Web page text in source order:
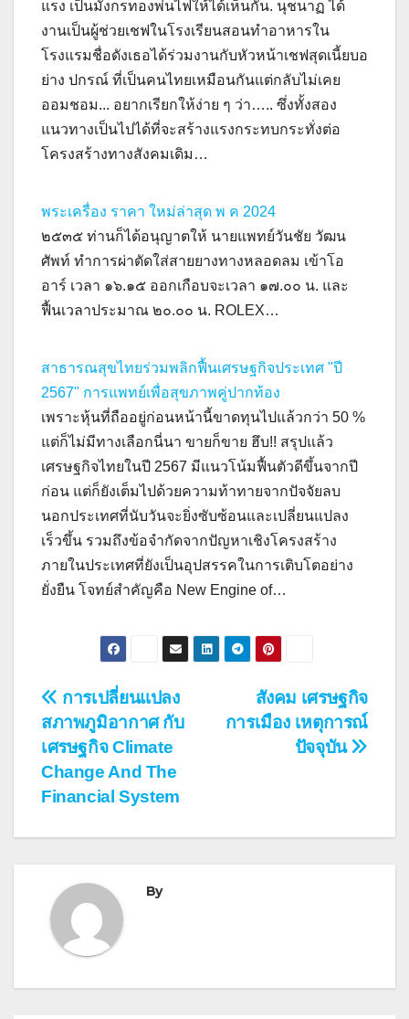
แรง เป็นมังกรทองพ่นไฟให้ได้เห็นกัน. นุชนาฏ ได้
งานเป็นผู้ช่วยเชฟในโรงเรียนสอนทําอาหารใน
โรงแรมชื่อดังเธอได้ร่วมงานกับหัวหน้าเชฟสุดเนี้ยบอ
ย่าง ปกรณ์ ที่เป็นคนไทยเหมือนกันแต่กลับไม่เคย
ออมชอม... อยากเรียกให้ง่าย ๆ ว่า….. ซึ่งทั้งสอง
แนวทางเป็นไปได้ที่จะสร้างแรงกระทบกระทั่งต่อ
โครงสร้างทางสังคมเดิม…
พระเครื่อง ราคา ใหม่ล่าสุด พ ค 2024
๒๕๓๕ ท่านก็ได้อนุญาตให้ นายแพทย์วันชัย วัฒน
ศัพท์ ทำการผ่าตัดใส่สายยางทางหลอดลม เข้าโอ
อาร์ เวลา ๑๖.๑๕ ออกเกือบจะเวลา ๑๗.๐๐ น. และ
ฟื้นเวลาประมาณ ๒๐.๐๐ น. ROLEX…
สาธารณสุขไทยร่วมพลิกฟื้นเศรษฐกิจประเทศ "ปี
2567" การแพทย์เพื่อสุขภาพคู่ปากท้อง
เพราะหุ้นที่ถืออยู่ก่อนหน้านี้ขาดทุนไปแล้วกว่า 50 %
แต่ก็ไม่มีทางเลือกนี่นา ขายก็ขาย ฮึบ!! สรุปแล้ว
เศรษฐกิจไทยในปี 2567 มีแนวโน้มฟื้นตัวดีขึ้นจากปี
ก่อน แต่ก็ยังเต็มไปด้วยความท้าทายจากปัจจัยลบ
นอกประเทศที่นับวันจะยิ่งซับซ้อนและเปลี่ยนแปลง
เร็วขึ้น รวมถึงข้อจำกัดจากปัญหาเชิงโครงสร้าง
ภายในประเทศที่ยังเป็นอุปสรรคในการเติบโตอย่าง
ยั่งยืน โจทย์สำคัญคือ New Engine of…
Post
navigation
สังคม เศรษฐกิจ
การเมือง เหตุการณ์
ปัจจุบัน
การเปลี่ยนแปลง
สภาพภูมิอากาศ กับ
เศรษฐกิจ Climate
Change And The
Financial System
By